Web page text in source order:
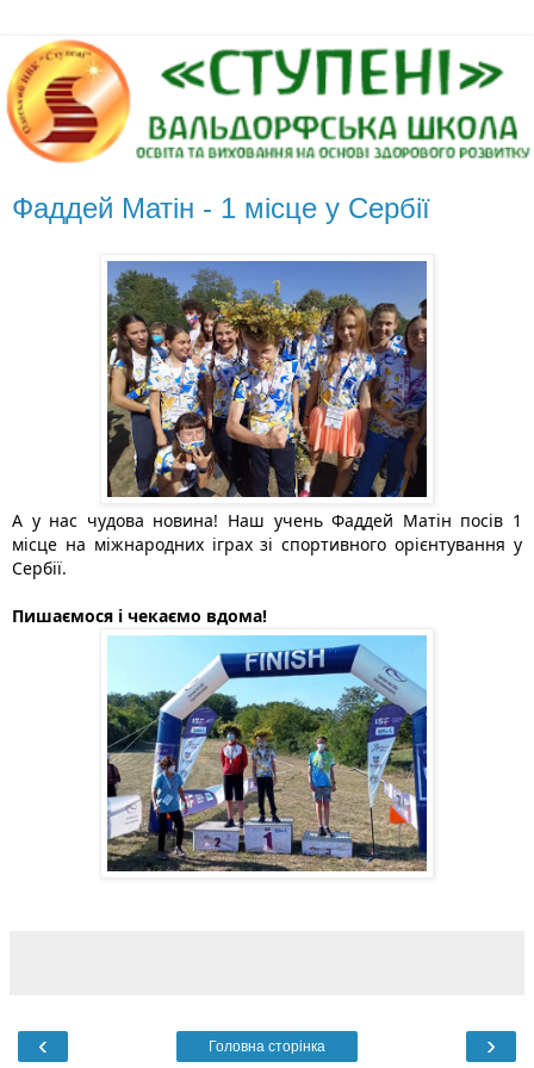
Фаддей Матін - 1 місце у Сербії
А у нас чудова новина! Наш учень Фаддей Матін посів 1
місце на міжнародних іграх зі спортивного орієнтування у
Сербії.
Пишаємося і чекаємо вдома!
‹ ›
Головна сторінка